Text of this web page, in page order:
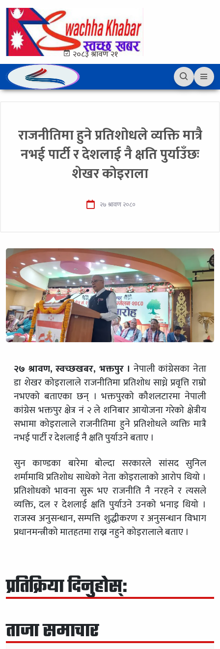
२०८३ श्रावण २१
राजनीतिमा हुने प्रतिशोधले व्यक्ति मात्रै
नभई पार्टी र देशलाई नै क्षति पुर्याउँछः
शेखर कोइराला
२७ श्रावण २०८०
२७ श्रावण, स्वच्छखबर, भक्तपुर । नेपाली कांग्रेसका नेता
डा शेखर कोइरालाले राजनीतिमा प्रतिशोध साध्ने प्रवृत्ति राम्रो
नभएको बताएका छन् । भक्तपुरको कौशलटारमा नेपाली
कांग्रेस भक्तपुर क्षेत्र नं २ ले शनिबार आयोजना गरेको क्षेत्रीय
सभामा कोइरालाले राजनीतिमा हुने प्रतिशोधले व्यक्ति मात्रै
नभई पार्टी र देशलाई नै क्षति पुर्याउने बताए ।
सुन काण्डका बारेमा बोल्दा सरकारले सांसद सुनिल
शर्मामाथि प्रतिशोध साधेको नेता कोइरालाको आरोप थियो ।
प्रतिशोधको भावना सुरू भए राजनीति नै नरहने र त्यसले
व्यक्ति, दल र देशलाई क्षति पुर्याउने उनको भनाइ थियो ।
राजस्व अनुसन्धान, सम्पत्ति शुद्धीकरण र अनुसन्धान विभाग
प्रधानमन्त्रीको मातहतमा राख्न नहुने कोइरालाले बताए ।
प्रतिक्रिया दिनुहोस्:
ताजा समाचार